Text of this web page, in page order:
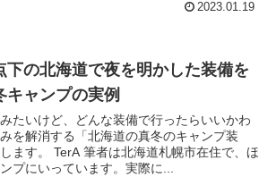
2023.01.19
下の北海道で夜を明かした装備を
キャンプの実例
たいけど、どんな装備で行ったらいいかわ
を解消する「北海道の真冬のキャンプ装
ます。 TerA 筆者は北海道札幌市在住で、ほ
プにいっています。実際に...